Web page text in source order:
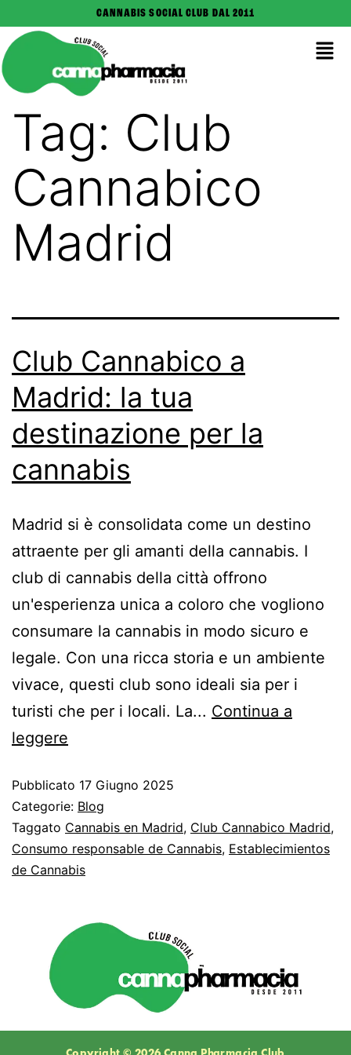
CANNABIS SOCIAL CLUB DAL 2011
Tag: Club
Cannabico
Madrid
Club Cannabico a
Madrid: la tua
destinazione per la
cannabis
Madrid si è consolidata come un destino
attraente per gli amanti della cannabis. I
club di cannabis della città offrono
un'esperienza unica a coloro che vogliono
consumare la cannabis in modo sicuro e
legale. Con una ricca storia e un ambiente
vivace, questi club sono ideali sia per i
turisti che per i locali. La... Continua a
leggere
Pubblicato 17 Giugno 2025
Categorie: Blog
Taggato Cannabis en Madrid, Club Cannabico Madrid,
Consumo responsable de Cannabis, Establecimientos
de Cannabis